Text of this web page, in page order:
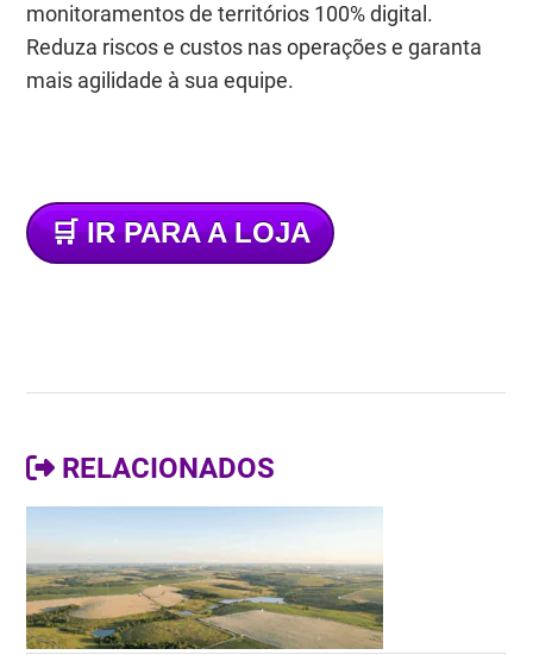
monitoramentos de territórios 100% digital.
Reduza riscos e custos nas operações e garanta
mais agilidade à sua equipe.
🛒IR PARA A LOJA
RELACIONADOS